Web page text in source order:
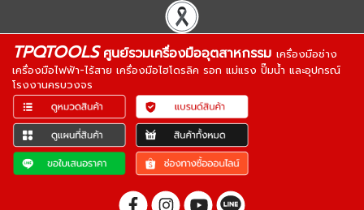
TPQTOOLSศูนย์รวมเครื่องมืออุตสาหกรรม เครื่องมือช่าง
เครื่องมือไฟฟ้า-ไร้สาย เครื่องมือไฮโดรลิค รอก แม่แรง ปั๊มน้ำ และอุปกรณ์
โรงงานครบวงจร